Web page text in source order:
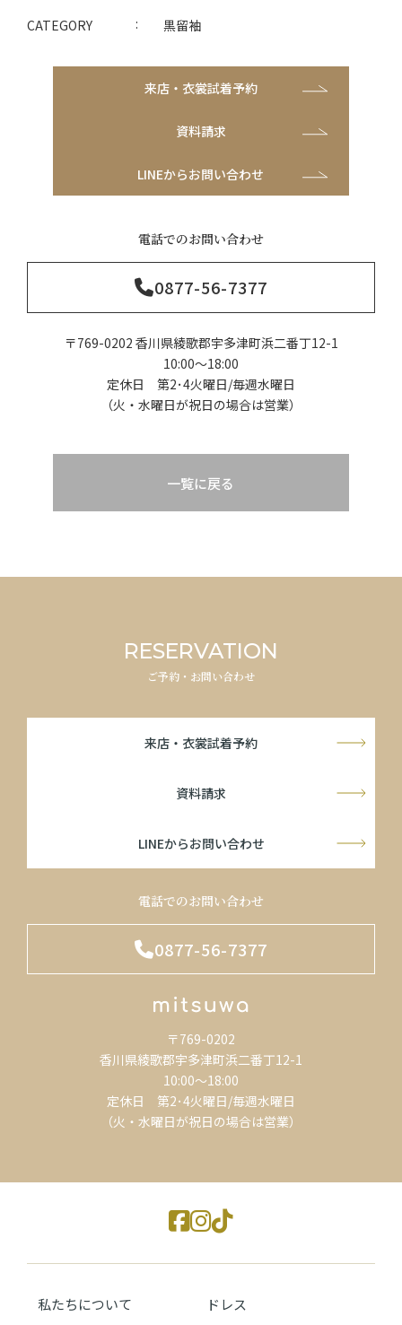
CATEGORY 黒留袖
来店・衣裳試着予約
資料請求
LINEからお問い合わせ
電話でのお問い合わせ
0877-56-7377
〒769-0202 香川県綾歌郡宇多津町浜二番丁12-1
10:00～18:00
定休日 第2･4火曜日/毎週水曜日
（火・水曜日が祝日の場合は営業）
一覧に戻る
RESERVATION
ご予約・お問い合わせ
来店・衣裳試着予約
資料請求
LINEからお問い合わせ
電話でのお問い合わせ
0877-56-7377
〒769-0202
香川県綾歌郡宇多津町浜二番丁12-1
10:00～18:00
定休日 第2･4火曜日/毎週水曜日
（火・水曜日が祝日の場合は営業）
私たちについて ドレス